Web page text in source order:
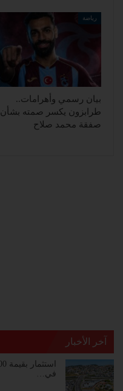
رياضة
بيان رسمي وأهرامات..
طرابزون يكسر صمته بشأن
صفقة محمد صلاح
آخر الأخبار
في…